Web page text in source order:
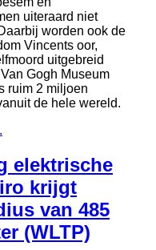
uiteraard niet
worden ook de
Vincents oor,
uitgebreid
Gogh Museum
ruim 2 miljoen
de hele wereld.
elektrische
krijgt
van 485
(WLTP)